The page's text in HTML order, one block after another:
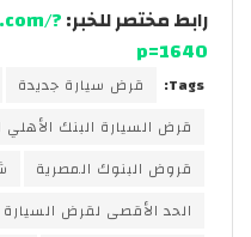
رابط مختصر للخبر:?
p=1640
Tags: قرض سيارة جديدة
قرض السيارة البنك
قروض البنوك المصرية
الحد الأقصى لقرض السيارة